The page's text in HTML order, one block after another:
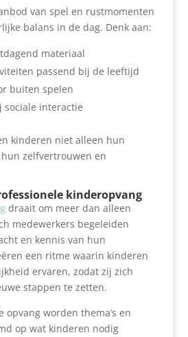
van spel en rustmomenten
balans in de dag. Denk aan:
materiaal
passend bij de leeftijd
buiten spelen
interactie
kinderen niet alleen hun
zelfvertrouwen en
kinderopvang
draait om meer dan alleen
medewerkers begeleiden
en kennis van hun
een ritme waarin kinderen
ervaren, zodat zij zich
stappen te zetten.
opvang worden thema’s en
op wat kinderen nodig